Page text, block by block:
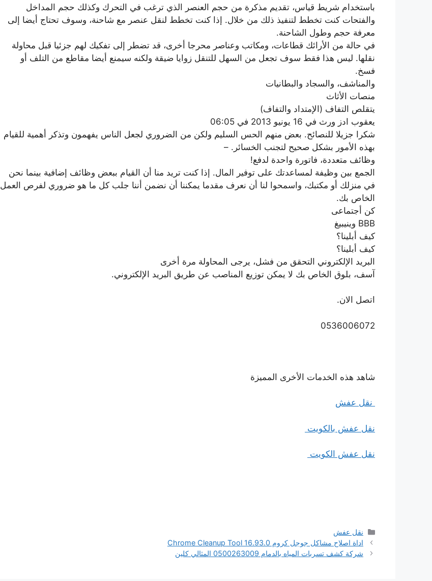
باستخدام شريط قياس، تقديم مذكرة من حجم العنصر الذي ترغب في التحرك وكذلك حجم المداخل
والفتحات كنت تخطط لتنفيذ ذلك من خلال. إذا كنت تخطط لنقل عنصر مع شاحنة، وسوف تحتاج أيضا إلى
معرفة حجم وطول الشاحنة.
في حالة من الأرائك قطاعات، ومكاتب وعناصر محرجا أخرى، قد تضطر إلى تفكيك لهم جزئيا قبل محاولة
نقلها. ليس هذا فقط سوف تجعل من السهل للتنقل زوايا ضيقة ولكنه سيمنع أيضا مقاطع من التلف أو
فسخ.
والمناشف، والسجاد والبطانيات
منصات الأثاث
يتقلص التفاف (الإمتداد والتفاف)
يعقوب ادز ورث في 16 يونيو 2013 في 06:05
شكرا جزيلا للنصائح. بعض منهم الحس السليم ولكن من الضروري لجعل الناس يفهمون وتذكر أهمية للقيام
بهذه الأمور بشكل صحيح لتجنب الخسائر. –
وظائف متعددة، فاتورة واحدة لدفع!
الجمع بين وظيفة لمساعدتك على توفير المال. إذا كنت تريد منا أن القيام ببعض وظائف إضافية بينما نحن
في منزلك أو مكتبك، واسمحوا لنا أن نعرف مقدما يمكننا أن نضمن أننا جلب كل ما هو ضروري لفرص العمل
الخاص بك.
كن أجتماعى
BBB وينيبيغ
كيف أبلينا؟
كيف أبلينا؟
البريد الإلكتروني التحقق من فشل، يرجى المحاولة مرة أخرى
آسف، بلوق الخاص بك لا يمكن توزيع المناصب عن طريق البريد الإلكتروني.
اتصل الان.
0536006072
شاهد هذه الخدمات الأخرى المميزة
نقل عفش
نقل عفش بالكويت
نقل عفش الكويت
التصنيفات
نقل عفش
اداة اصلاح مشاكل جوجل كروم Chrome Cleanup Tool 16.93.0
شركة كشف تسربات المياه بالدمام 0500263009 المثالي كلين